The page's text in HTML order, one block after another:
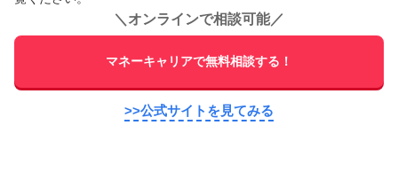
＼ オンラインで相談可能／
マネーキャリアで無料相談する！
>>公式サイトを見てみる